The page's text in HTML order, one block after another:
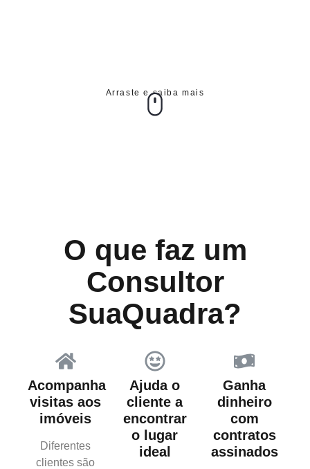
Arraste e saiba mais
O que faz um
Consultor
SuaQuadra?
Acompanha
visitas aos
imóveis
Diferentes
clientes são
Ajuda o
cliente a
encontrar
o lugar
ideal
Ganha
dinheiro
com
contratos
assinados